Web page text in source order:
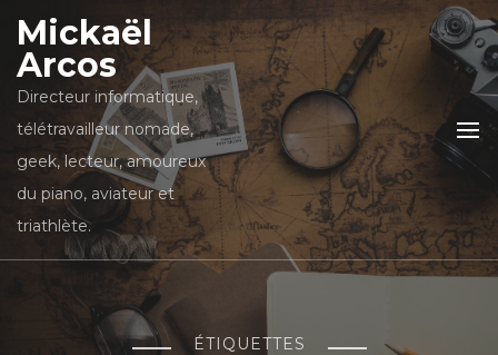
Mickaël
Arcos
Directeur informatique,
télétravailleur nomade,
geek, lecteur, amoureux
du piano, aviateur et
triathlète.
ÉTIQUETTES